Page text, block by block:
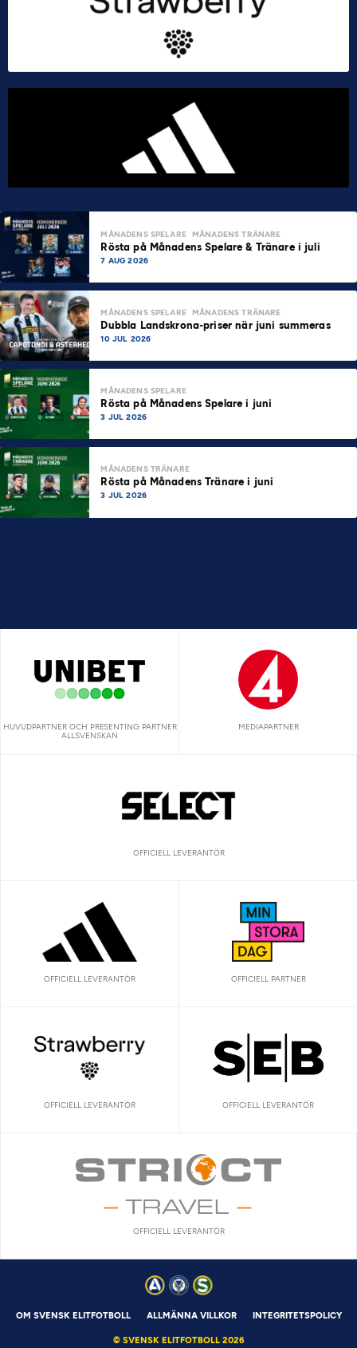
MÅNADENS SPELARE MÅNADENS TRÄNARE
Rösta på Månadens Spelare & Tränare i juli
7 AUG 2026
MÅNADENS SPELARE MÅNADENS TRÄNARE
Dubbla Landskrona-priser när juni summeras
10 JUL 2026
MÅNADENS SPELARE
Rösta på Månadens Spelare i juni
3 JUL 2026
MÅNADENS TRÄNARE
Rösta på Månadens Tränare i juni
3 JUL 2026
HUVUDPARTNER OCH PRESENTING PARTNER
ALLSVENSKAN
MEDIAPARTNER
OFFICIELL LEVERANTÖR
OFFICIELL LEVERANTÖR OFFICIELL PARTNER
OFFICIELL LEVERANTÖR OFFICIELL LEVERANTÖR
OFFICIELL LEVERANTÖR
OM SVENSK ELITFOTBOLL ALLMÄNNA VILLKOR INTEGRITETSPOLICY
© SVENSK ELITFOTBOLL 2026